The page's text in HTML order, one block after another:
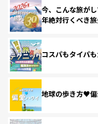
今、こんな旅が
年絶対行くべき
コスパもタイパ
地球の歩き方♥偏